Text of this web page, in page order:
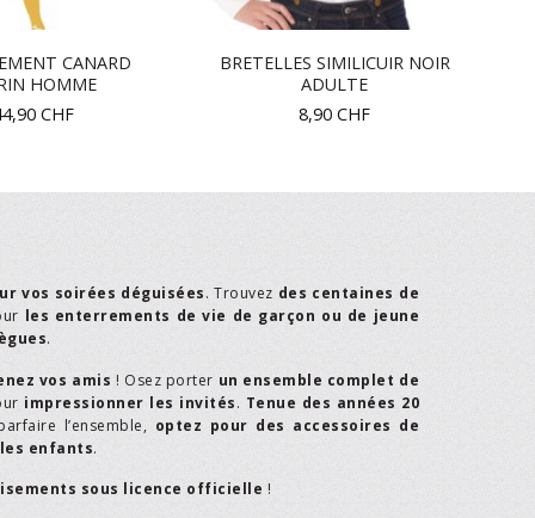
CANARD
HOMME
CHF
BRETELLES SIMILICUIR NOIR
ADULTE
8,90 CHF
vos soirées déguisées. Trouvez des centaines de
les enterrements de vie de garçon ou de jeune
.
vos amis ! Osez porter un ensemble complet de
impressionner les invités. Tenue des années 20
l’ensemble, optez pour des accessoires de
les enfants.
sous licence officielle !